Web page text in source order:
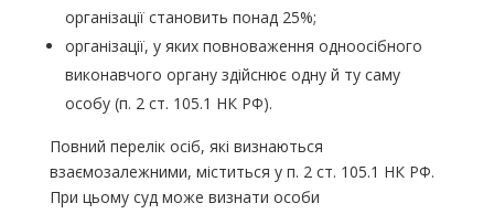
організації становить понад 25%;
організації, у яких повноваження одноосібного
виконавчого органу здійснює одну й ту саму
особу (п. 2 ст. 105.1 НК РФ).
Повний перелік осіб, які визнаються
взаємозалежними, міститься у п. 2 ст. 105.1 НК РФ.
При цьому суд може визнати особи